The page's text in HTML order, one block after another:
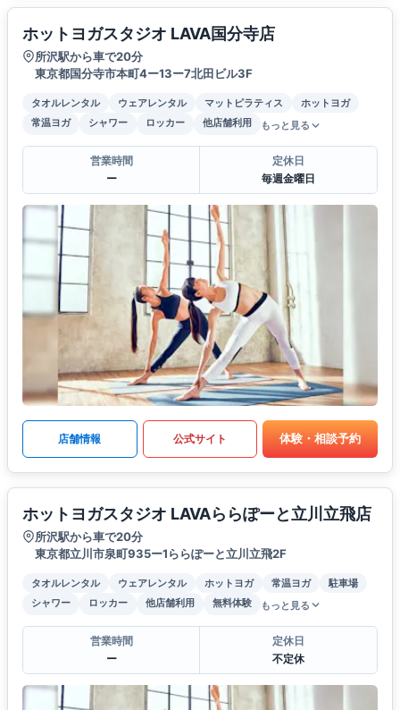
ホットヨガスタジオ LAVA国分寺店
所沢駅から車で20分
東京都国分寺市本町4ー13ー7北田ビル3F
タオルレンタル ウェアレンタル マットピラティス
ホットヨガ
常温ヨガ
シャワー ロッカー 他店舗利用 もっと見る
営業時間
ー
定休日
毎週金曜日
店舗情報 公式サイト 体験・相談予約
ホットヨガスタジオ LAVAららぽーと立川立飛店
所沢駅から車で20分
東京都立川市泉町935ー1ららぽーと立川立飛2F
タオルレンタル ウェアレンタル ホットヨガ 常温ヨガ
駐車場
シャワー
ロッカー 他店舗利用 無料体験 もっと見る
営業時間
ー
定休日
不定休